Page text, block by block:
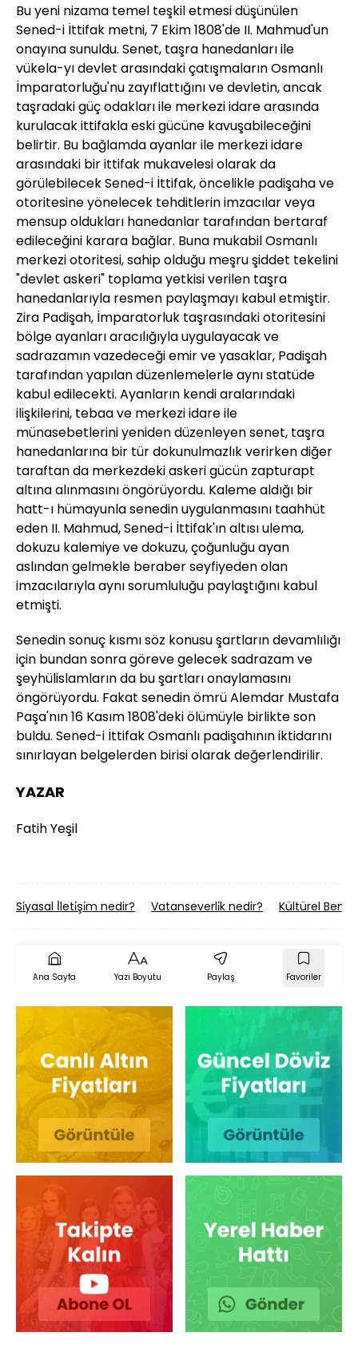
Bu yeni nizama temel teşkil etmesi düşünülen
Sened-i İttifak metni, 7 Ekim 1808'de II. Mahmud'un
onayına sunuldu. Senet, taşra hanedanları ile
vükela-yı devlet arasındaki çatışmaların Osmanlı
İmparatorluğu'nu zayıflattığını ve devletin, ancak
taşradaki güç odakları ile merkezi idare arasında
kurulacak ittifakla eski gücüne kavuşabileceğini
belirtir. Bu bağlamda ayanlar ile merkezi idare
arasındaki bir ittifak mukavelesi olarak da
görülebilecek Sened-i İttifak, öncelikle padişaha ve
otoritesine yönelecek tehditlerin imzacılar veya
mensup oldukları hanedanlar tarafından bertaraf
edileceğini karara bağlar. Buna mukabil Osmanlı
merkezi otoritesi, sahip olduğu meşru şiddet tekelini
"devlet askeri" toplama yetkisi verilen taşra
hanedanlarıyla resmen paylaşmayı kabul etmiştir.
Zira Padişah, İmparatorluk taşrasındaki otoritesini
bölge ayanları aracılığıyla uygulayacak ve
sadrazamın vazedeceği emir ve yasaklar, Padişah
tarafından yapılan düzenlemelerle aynı statüde
kabul edilecekti. Ayanların kendi aralarındaki
ilişkilerini, tebaa ve merkezi idare ile
münasebetlerini yeniden düzenleyen senet, taşra
hanedanlarına bir tür dokunulmazlık verirken diğer
taraftan da merkezdeki askeri gücün zapturapt
altına alınmasını öngörüyordu. Kaleme aldığı bir
hatt-ı hümayunla senedin uygulanmasını taahhüt
eden II. Mahmud, Sened-i İttifak'ın altısı ulema,
dokuzu kalemiye ve dokuzu, çoğunluğu ayan
aslından gelmekle beraber seyfiyeden olan
imzacılarıyla aynı sorumluluğu paylaştığını kabul
etmişti.
Senedin sonuç kısmı söz konusu şartların devamlılığı
için bundan sonra göreve gelecek sadrazam ve
şeyhülislamların da bu şartları onaylamasını
öngörüyordu. Fakat senedin ömrü Alemdar Mustafa
Paşa'nın 16 Kasım 1808'deki ölümüyle birlikte son
buldu. Sened-i İttifak Osmanlı padişahının iktidarını
sınırlayan belgelerden birisi olarak değerlendirilir.
YAZAR
Fatih Yeşil
Si̇yasal İ̇leti̇şi̇m nedir? Vatanseverli̇k nedir? Kültürel
Ana Sayfa Yazı Boyutu Paylaş Favoriler